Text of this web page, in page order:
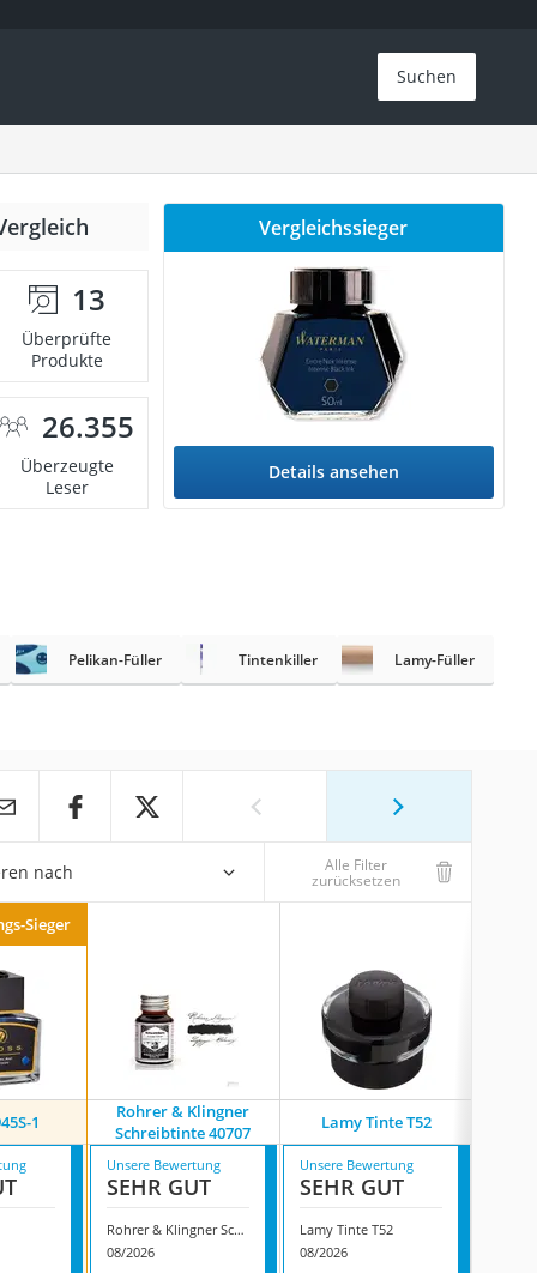
Suchen
13
Überprüfte
Produkte
26.355
Überzeugte
Leser
Vergleichssieger
Details ansehen
Pelikan-Füller Tintenkiller Lamy-Füller
nach Alle Filter
zurücksetzen
Sieger
1
Rohrer & Klingner
Schreibtinte 40707
Lamy Tinte T52
Unsere Bewertung
SEHR GUT
Rohrer & Klingner Schreibtinte 40707
08/2026
Unsere Bewertung
SEHR GUT
Lamy Tinte T52
08/2026